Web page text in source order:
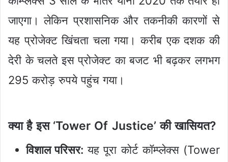
जाएगा। लेकिन प्रशासनिक और तकनीकी कारणों से
यह प्रोजेक्ट खिंचता चला गया। करीब एक दशक की
देरी के चलते इस प्रोजेक्ट का बजट भी बढ़कर लगभग
295 करोड़ रुपये पहुंच गया।
क्या है इस ‘Tower Of Justice’ की खासियत?
विशाल परिसर: यह पूरा कोर्ट कॉम्प्लेक्स (Tower